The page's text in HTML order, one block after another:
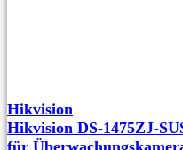
Hikvision
Hikvision DS-1475ZJ-
für